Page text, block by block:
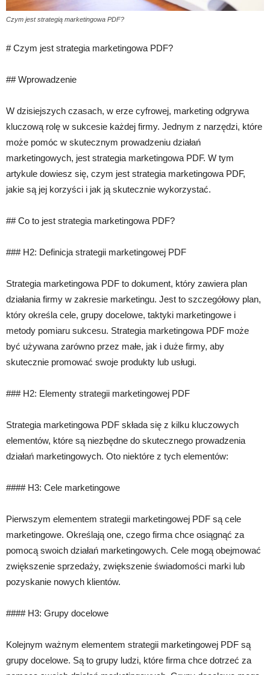
Czym jest strategią marketingowa PDF?
# Czym jest strategia marketingowa PDF?
## Wprowadzenie
W dzisiejszych czasach, w erze cyfrowej, marketing odgrywa
kluczową rolę w sukcesie każdej firmy. Jednym z narzędzi, które
może pomóc w skutecznym prowadzeniu działań
marketingowych, jest strategia marketingowa PDF. W tym
artykule dowiesz się, czym jest strategia marketingowa PDF,
jakie są jej korzyści i jak ją skutecznie wykorzystać.
## Co to jest strategia marketingowa PDF?
### H2: Definicja strategii marketingowej PDF
Strategia marketingowa PDF to dokument, który zawiera plan
działania firmy w zakresie marketingu. Jest to szczegółowy plan,
który określa cele, grupy docelowe, taktyki marketingowe i
metody pomiaru sukcesu. Strategia marketingowa PDF może
być używana zarówno przez małe, jak i duże firmy, aby
skutecznie promować swoje produkty lub usługi.
### H2: Elementy strategii marketingowej PDF
Strategia marketingowa PDF składa się z kilku kluczowych
elementów, które są niezbędne do skutecznego prowadzenia
działań marketingowych. Oto niektóre z tych elementów:
#### H3: Cele marketingowe
Pierwszym elementem strategii marketingowej PDF są cele
marketingowe. Określają one, czego firma chce osiągnąć za
pomocą swoich działań marketingowych. Cele mogą obejmować
zwiększenie sprzedaży, zwiększenie świadomości marki lub
pozyskanie nowych klientów.
#### H3: Grupy docelowe
Kolejnym ważnym elementem strategii marketingowej PDF są
grupy docelowe. Są to grupy ludzi, które firma chce dotrzeć za